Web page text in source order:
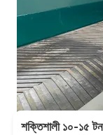
শক্তিশালী ১০-১৫ টন